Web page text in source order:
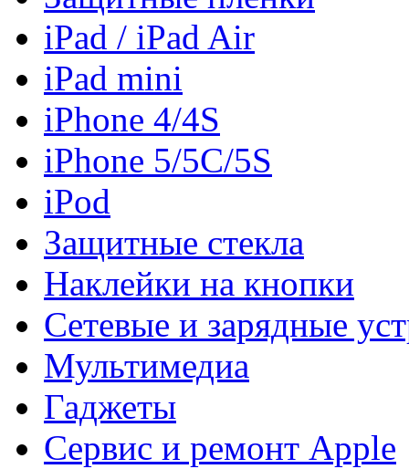
iPad / iPad Air
iPad mini
iPhone 4/4S
iPhone 5/5C/5S
iPod
Защитные стекла
Наклейки на кнопки
Сетевые и зарядные
Мультимедиа
Гаджеты
Сервис и ремонт Apple